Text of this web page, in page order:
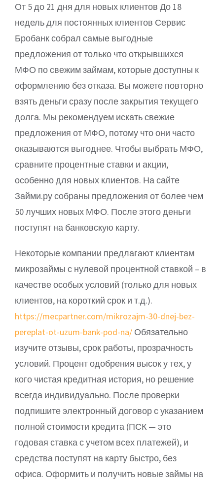
От 5 до 21 дня для новых клиентов До 18
недель для постоянных клиентов Сервис
Бробанк собрал самые выгодные
предложения от только что открывшихся
МФО по свежим займам, которые доступны к
оформлению без отказа. Вы можете повторно
взять деньги сразу после закрытия текущего
долга. Мы рекомендуем искать свежие
предложения от МФО, потому что они часто
оказываются выгоднее. Чтобы выбрать МФО,
сравните процентные ставки и акции,
особенно для новых клиентов. На сайте
Займи.ру собраны предложения от более чем
50 лучших новых МФО. После этого деньги
поступят на банковскую карту.
Некоторые компании предлагают клиентам
микрозаймы с нулевой процентной ставкой – в
качестве особых условий (только для новых
клиентов, на короткий срок и т.д.).
https://mecpartner.com/mikrozajm-30-dnej-bez-
pereplat-ot-uzum-bank-pod-na/ Обязательно
изучите отзывы, срок работы, прозрачность
условий. Процент одобрения высок у тех, у
кого чистая кредитная история, но решение
всегда индивидуально. После проверки
подпишите электронный договор с указанием
полной стоимости кредита (ПСК — это
годовая ставка с учетом всех платежей), и
средства поступят на карту быстро, без
офиса. Оформить и получить новые займы на